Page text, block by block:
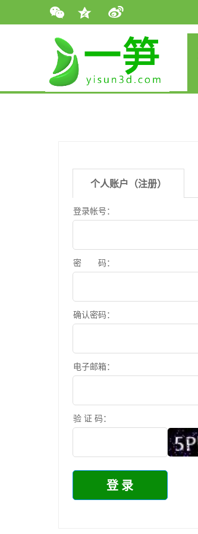
个人账户（注册）
登录帐号：
密 码：
确认密码：
电子邮箱：
验 证 码：